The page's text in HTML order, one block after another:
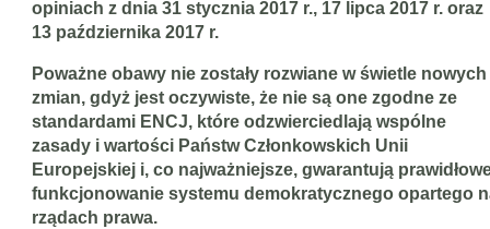
opiniach z dnia 31 stycznia 2017 r., 17 lipca 2017 r. oraz
13 października 2017 r.
Poważne obawy nie zostały rozwiane w świetle nowych
zmian, gdyż jest oczywiste, że nie są one zgodne ze
standardami ENCJ, które odzwierciedlają wspólne
zasady i wartości Państw Członkowskich Unii
Europejskiej i, co najważniejsze, gwarantują
funkcjonowanie systemu demokratycznego opartego
rządach prawa.